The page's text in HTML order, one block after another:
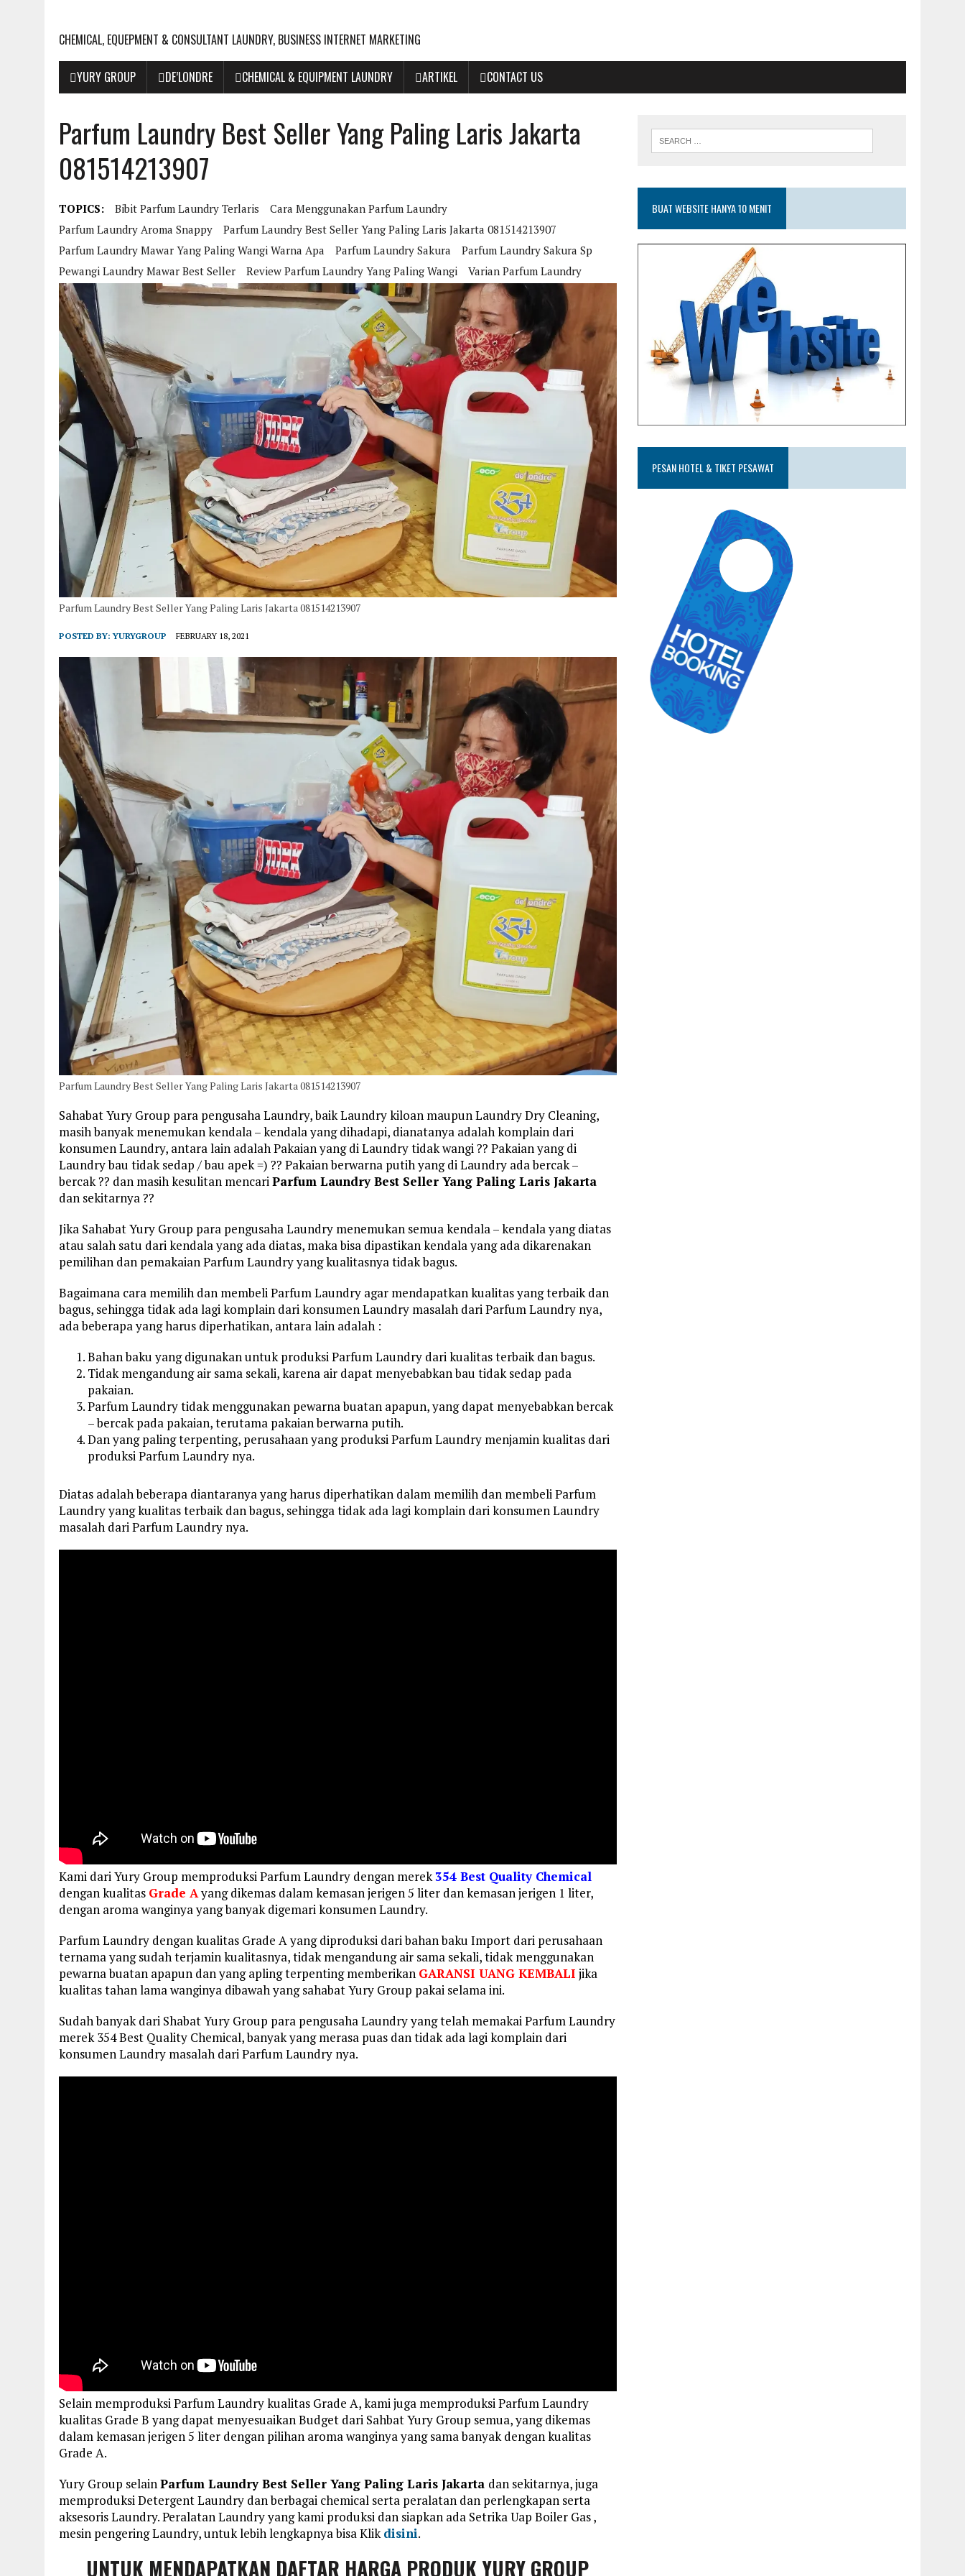
CHEMICAL, EQUEPMENT & CONSULTANT LAUNDRY, BUSINESS INTERNET MARKETING
YURY GROUP DE’LONDRE CHEMICAL & EQUIPMENT LAUNDRY ARTIKEL CONTACT US
Parfum Laundry Best Seller Yang Paling Laris Jakarta
081514213907
TOPICS: Bibit Parfum Laundry Terlaris
Cara Menggunakan Parfum Laundry
Parfum Laundry Aroma Snappy
Parfum Laundry Best Seller Yang Paling Laris Jakarta 081514213907
Parfum Laundry Mawar Yang Paling Wangi Warna Apa
Parfum Laundry Sakura
Parfum Laundry Sakura Sp
Pewangi Laundry Mawar Best Seller
Review Parfum Laundry Yang Paling Wangi Varian Parfum Laundry
Parfum Laundry Best Seller Yang Paling Laris Jakarta 081514213907
POSTED BY:YURYGROUP FEBRUARY 18, 2021
Parfum Laundry Best Seller Yang Paling Laris Jakarta 081514213907
Sahabat Yury Group para pengusaha Laundry, baik Laundry kiloan maupun Laundry Dry Cleaning,
masih banyak menemukan kendala – kendala yang dihadapi, dianatanya adalah komplain dari
konsumen Laundry, antara lain adalah Pakaian yang di Laundry tidak wangi ?? Pakaian yang di
Laundry bau tidak sedap / bau apek =) ?? Pakaian berwarna putih yang di Laundry ada bercak –
bercak ?? dan masih kesulitan mencariParfum Laundry Best Seller Yang Paling Laris Jakarta
dan sekitarnya ??
Jika Sahabat Yury Group para pengusaha Laundry menemukan semua kendala – kendala yang diatas
atau salah satu dari kendala yang ada diatas, maka bisa dipastikan kendala yang ada dikarenakan
pemilihan dan pemakaian Parfum Laundry yang kualitasnya tidak bagus.
Bagaimana cara memilih dan membeli Parfum Laundry agar mendapatkan kualitas yang terbaik dan
bagus, sehingga tidak ada lagi komplain dari konsumen Laundry masalah dari Parfum Laundry nya,
ada beberapa yang harus diperhatikan, antara lain adalah :
Bahan baku yang digunakan untuk produksi Parfum Laundry dari kualitas terbaik dan bagus.
Tidak mengandung air sama sekali, karena air dapat menyebabkan bau tidak sedap pada
pakaian.
Parfum Laundry tidak menggunakan pewarna buatan apapun, yang dapat menyebabkan bercak
– bercak pada pakaian, terutama pakaian berwarna putih.
Dan yang paling terpenting, perusahaan yang produksi Parfum Laundry menjamin kualitas dari
produksi Parfum Laundry nya.
Diatas adalah beberapa diantaranya yang harus diperhatikan dalam memilih dan membeli Parfum
Laundry yang kualitas terbaik dan bagus, sehingga tidak ada lagi komplain dari konsumen Laundry
masalah dari Parfum Laundry nya.
Kami dari Yury Group memproduksi Parfum Laundry dengan merek354 Best Quality Chemical
dengan kualitas Grade Ayang dikemas dalam kemasan jerigen 5 liter dan kemasan jerigen 1 liter,
dengan aroma wanginya yang banyak digemari konsumen Laundry.
Parfum Laundry dengan kualitas Grade A yang diproduksi dari bahan baku Import dari perusahaan
ternama yang sudah terjamin kualitasnya, tidak mengandung air sama sekali, tidak menggunakan
pewarna buatan apapun dan yang apling terpenting memberikan GARANSI UANG KEMBALI jika
kualitas tahan lama wanginya dibawah yang sahabat Yury Group pakai selama ini.
Sudah banyak dari Shabat Yury Group para pengusaha Laundry yang telah memakai Parfum Laundry
merek 354 Best Quality Chemical, banyak yang merasa puas dan tidak ada lagi komplain dari
konsumen Laundry masalah dari Parfum Laundry nya.
Selain memproduksi Parfum Laundry kualitas Grade A, kami juga memproduksi Parfum Laundry
kualitas Grade B yang dapat menyesuaikan Budget dari Sahbat Yury Group semua, yang dikemas
dalam kemasan jerigen 5 liter dengan pilihan aroma wanginya yang sama banyak dengan kualitas
Grade A.
Yury Group selainParfum Laundry Best Seller Yang Paling Laris Jakarta dan sekitarnya, juga
memproduksi Detergent Laundry dan berbagai chemical serta peralatan dan perlengkapan serta
aksesoris Laundry. Peralatan Laundry yang kami produksi dan siapkan ada Setrika Uap Boiler Gas ,
mesin pengering Laundry, untuk lebih lengkapnya bisa Klikdisini.
UNTUK MENDAPATKAN DAFTAR HARGA PRODUK YURY GROUP
BUAT WEBSITE HANYA 10 MENIT
PESAN HOTEL & TIKET PESAWAT